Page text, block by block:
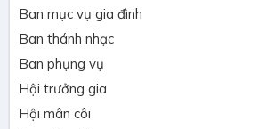
Ban mục vụ gia đình
Ban thánh nhạc
Ban phụng vụ
Hội trưởng gia
Hội mân côi